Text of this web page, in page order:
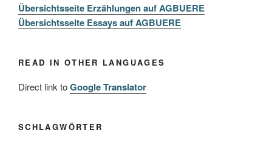
Übersichtsseite Erzählungen auf AGBUERE
Übersichtsseite Essays auf AGBUERE
READ IN OTHER LANGUAGES
Direct link toGoogle Translator
SCHLAGWÖRTER